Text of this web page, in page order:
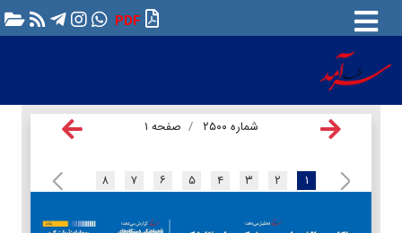
PDF
شماره ۲۵۰۰ صفحه ۱
۱ ۲ ۳ ۴ ۵ ۶ ۷ ۸